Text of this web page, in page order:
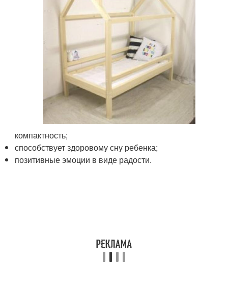
компактность;
способствует здоровому сну ребенка;
позитивные эмоции в виде радости.